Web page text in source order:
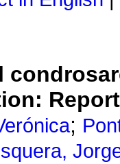
:
;